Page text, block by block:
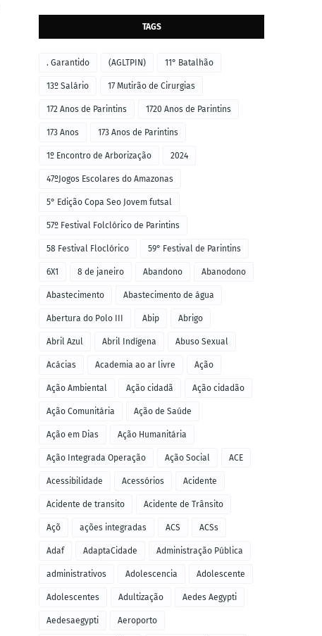
TAGS
. Garantido (AGLTPIN) 11° Batalhão
13º Salário 17 Mutirão de Cirurgias
172 Anos de Parintins 1720 Anos de Parintins
173 Anos 173 Anos de Parintins
1º Encontro de Arborização 2024
47ºJogos Escolares do Amazonas
5° Edição Copa Seo Jovem futsal
57º Festival Folclórico de Parintins
58 Festival Floclórico 59° Festival de Parintins
6X1 8 de janeiro Abandono Abanodono
Abastecimento Abastecimento de água
Abertura do Polo III Abip Abrigo
Abril Azul Abril Indígena Abuso Sexual
Acácias Academia ao ar livre Ação
Ação Ambiental Ação cidadã Ação cidadão
Ação Comunitária Ação de Saúde
Ação em Dias Ação Humanitária
Ação Integrada Operação Ação Social ACE
Acessibilidade Acessórios Acidente
Acidente de transito Acidente de Trânsito
Açõ ações integradas ACS ACSs
Adaf AdaptaCidade Administração Pública
administrativos Adolescencia Adolescente
Adolescentes Adultização Aedes Aegypti
Aedesaegypti Aeroporto